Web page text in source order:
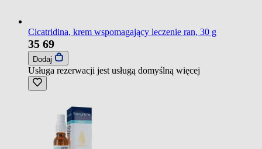
Cicatridina, krem wspomagający leczenie ran, 30 g
35 69
Dodaj
Usługa rezerwacji jest usługą domyślną więcej